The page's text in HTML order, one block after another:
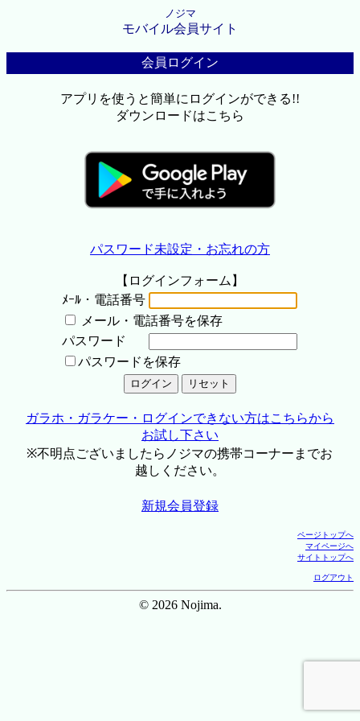
ノジマ
モバイル会員サイト
会員ログイン
アプリを使うと簡単にログインができる!!
ダウンロードはこちら
パスワード未設定・お忘れの方
【ログインフォーム】
ﾒｰﾙ・電話番号
メール・電話番号を保存
パスワード
パスワードを保存
ガラホ・ガラケー・ログインできない方はこちらから
お試し下さい
※不明点ございましたらノジマの携帯コーナーまでお
越しください。
新規会員登録
ページトップへ
マイページへ
サイトトップへ
ログアウト
© 2026 Nojima.